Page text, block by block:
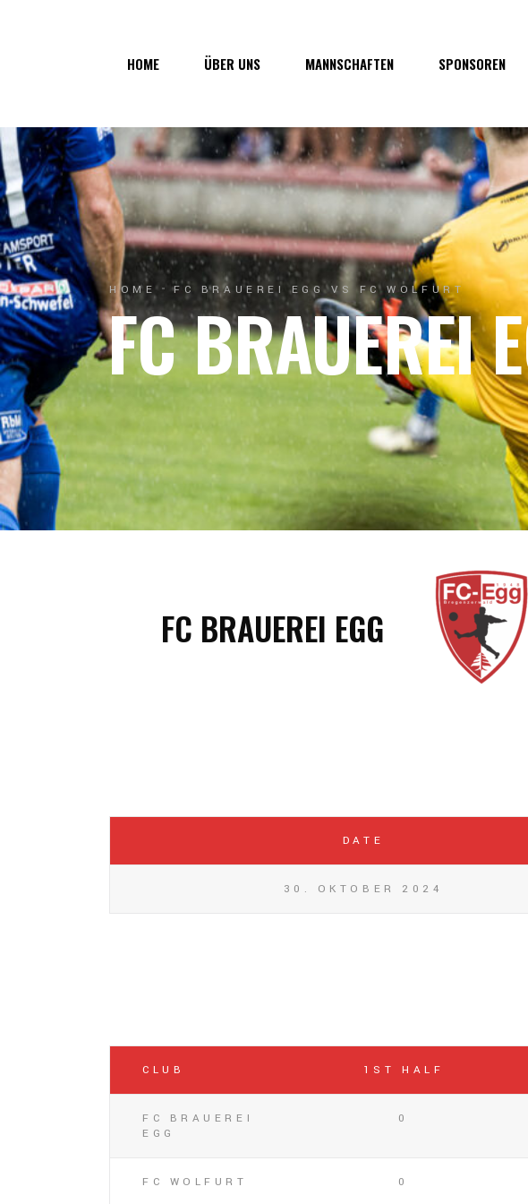
HOME ÜBER UNS
Über uns
Vorstand
Geschichte
Junkerau
MANNSCHAFTEN
1. Mannschaft
1b-Mannschaft
Nachwuchs
SPONSOREN
Junkerau
HOME FC BRAUEREI EGG VS FC WOLFURT
FC BRAUEREI
FC BRAUEREI EGG
DATE
30. OKTOBER 2024
CLUB 1ST HALF
FC BRAUEREI
EGG
0
FC WOLFURT 0